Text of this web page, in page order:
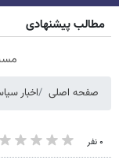
مطالب پیشنهادی
صفحه اصلی اخبار
۰ نفر